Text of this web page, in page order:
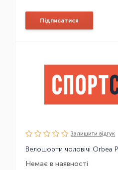
Підписатися
Залишити вiдгук
Велошорти чоловічі Orbea
Немає в наявності